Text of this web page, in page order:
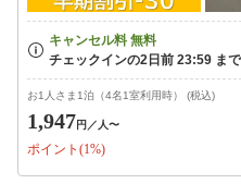
お1人さま1泊（4名1室利用時） (税込)
1,947円 ／人〜
ポイント(1%)